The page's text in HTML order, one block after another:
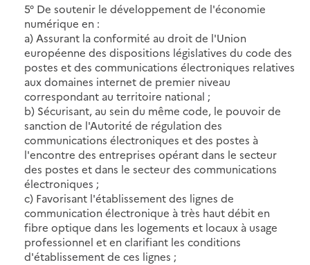
5° De soutenir le développement de l'économie
numérique en :
a) Assurant la conformité au droit de l'Union
européenne des dispositions législatives du code des
postes et des communications électroniques relatives
aux domaines internet de premier niveau
correspondant au territoire national ;
b) Sécurisant, au sein du même code, le pouvoir de
sanction de l'Autorité de régulation des
communications électroniques et des postes à
l'encontre des entreprises opérant dans le secteur
des postes et dans le secteur des communications
électroniques ;
c) Favorisant l'établissement des lignes de
communication électronique à très haut débit en
fibre optique dans les logements et locaux à usage
professionnel et en clarifiant les conditions
d'établissement de ces lignes ;